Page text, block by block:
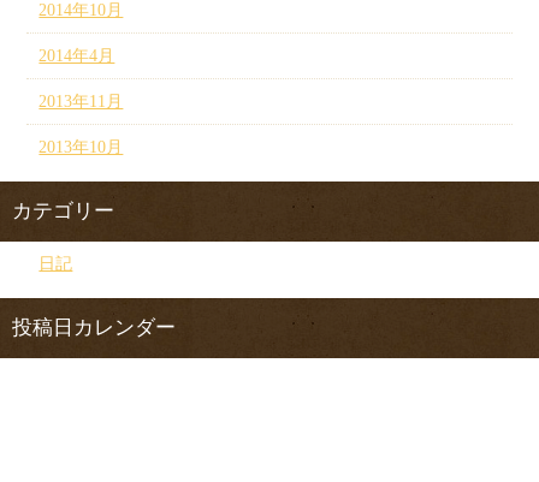
2014年10月
2014年4月
2013年11月
2013年10月
カテゴリー
日記
投稿日カレンダー